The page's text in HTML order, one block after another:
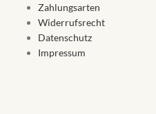
Zahlungsarten
Widerrufsrecht
Datenschutz
Impressum